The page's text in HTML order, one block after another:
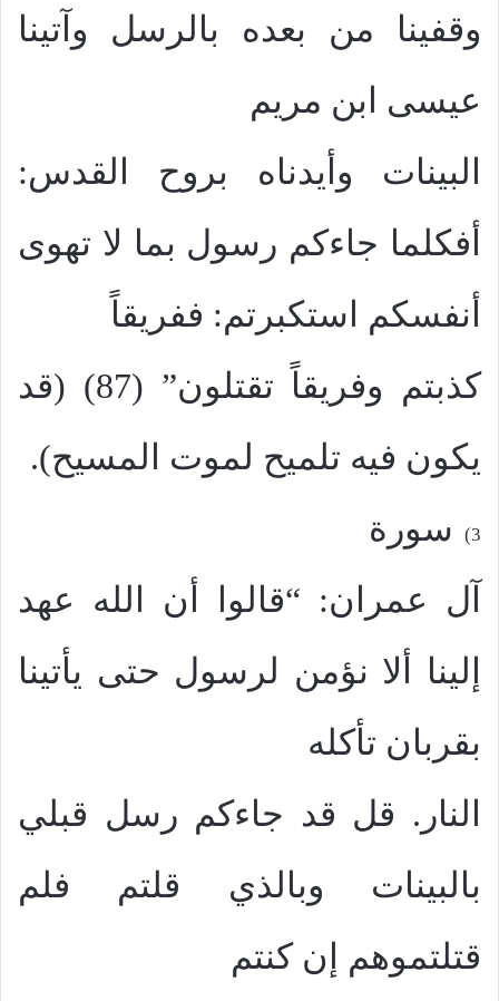
وقفينا من بعده بالرسل وآتينا
عيسى ابن مريم
البينات وأيدناه بروح القدس:
أفكلما جاءكم رسول بما لا تهوى
أنفسكم استكبرتم: ففريقاً
كذبتم وفريقاً تقتلون” (87) (قد
يكون فيه تلميح لموت المسيح).
3)
سورة
آل عمران: “قالوا أن الله عهد
إلينا ألا نؤمن لرسول حتى يأتينا
بقربان تأكله
النار. قل قد جاءكم رسل قبلي
بالبينات وبالذي قلتم فلم
قتلتموهم إن كنتم